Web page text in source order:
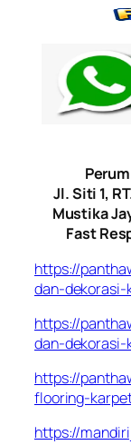
Jl. Siti 1,
Mustika
Fast
https://
dan-
https://
dan-
https://
flooring-
https://